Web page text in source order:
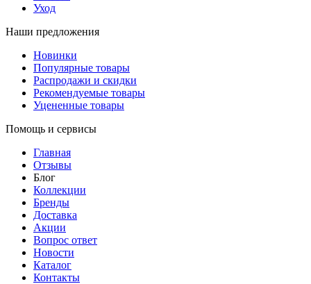
Уход
Наши предложения
Новинки
Популярные товары
Распродажи и скидки
Рекомендуемые товары
Уцененные товары
Помощь и сервисы
Главная
Отзывы
Блог
Коллекции
Бренды
Доставка
Акции
Вопрос ответ
Новости
Каталог
Контакты